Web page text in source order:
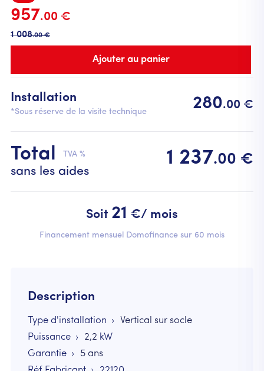
Description
Type d'installation
Vertical sur socle
Puissance
2,2 kW
Garantie
5 ans
957.00 €
1 008.00 €
Installation
*Sous réserve de la visite technique 280.00 €
Total TVA %
sans les aides
1 237.00 €
Soit 21 €/ mois
Financement mensuel Domofinance sur 60 mois